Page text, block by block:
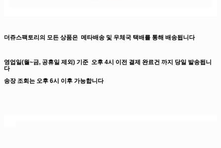
더쥬스팩토리의 모든 상품은 메타배송 및 우체국 택배를 통해 배송됩니다
영업일(월~금, 공휴일 제외) 기준 오후 4시 이전 결제 완료건 까지 당일 발송됩니
다
송장 조회는 오후 6시 이후 가능합니다